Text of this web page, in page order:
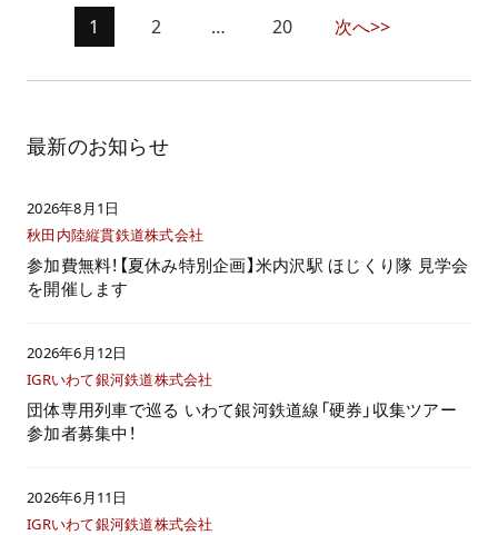
1 2 … 20 次へ>>
最新のお知らせ
2026年8月1日
秋田内陸縦貫鉄道株式会社
参加費無料！【夏休み特別企画】米内沢駅 ほじくり隊 見学会
を開催します
2026年6月12日
IGRいわて銀河鉄道株式会社
団体専用列車で巡る いわて銀河鉄道線「硬券」収集ツアー
参加者募集中！
2026年6月11日
IGRいわて銀河鉄道株式会社